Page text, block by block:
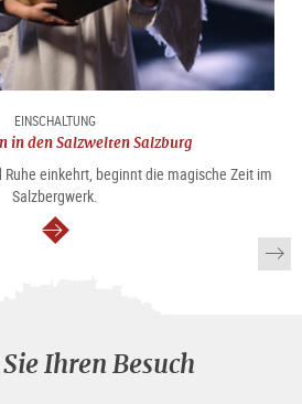
EINSCHALTUNG
in den Salzwelten Salzburg
einkehrt, beginnt die magische Zeit im
Salzbergwerk.
weiter
Ihren Besuch